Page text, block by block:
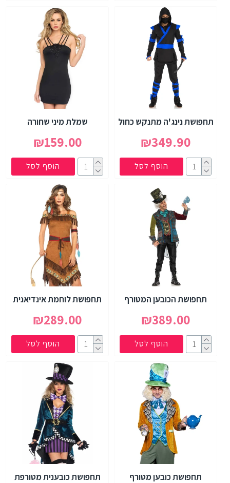
תחפושת נינג'ה מתנקש כחול
₪349.90
הוסף לסל
שמלת מיני שחורה
₪159.00
הוסף לסל
תחפושת הכובען המטורף
₪389.00
הוסף לסל
תחפושת לוחמת אינדיאנית
₪289.00
הוסף לסל
תחפושת כובען מטורף תחפושת כובענית מטורפת